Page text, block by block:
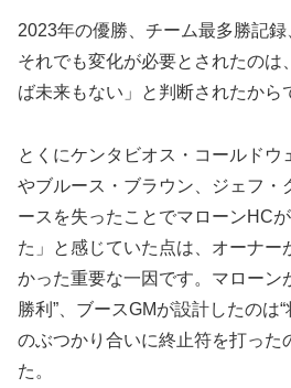
2023年の優勝、チーム最多勝記
それでも変化が必要とされたのは
ば未来もない」と判断されたから
とくにケンタビオス・コールドウ
やブルース・ブラウン、ジェフ・
ースを失ったことでマローンHC
た」と感じていた点は、オーナー
かった重要な一因です。マローン
勝利”、ブースGMが設計したのは
のぶつかり合いに終止符を打った
た。